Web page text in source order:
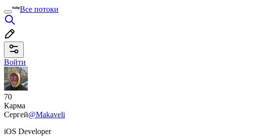
Все потоки
Войти
70
Карма
Сергей@Makaveli
iOS Developer